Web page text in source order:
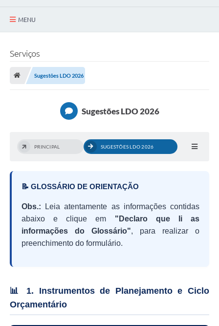
MENU
Legislação
Arquivos para Download
e-SIC
SEBRAE
LGPD
Serviços
Sugestões LDO 2026
Sugestões LDO 2026
PRINCIPAL SUGESTÕES LDO 2026
📝 GLOSSÁRIO DE ORIENTAÇÃO
Obs.: Leia atentamente as informações contidas
abaixo e clique em "Declaro que li as
informações do Glossário", para realizar o
preenchimento do formulário.
📊 1. Instrumentos de Planejamento e Ciclo
Orçamentário